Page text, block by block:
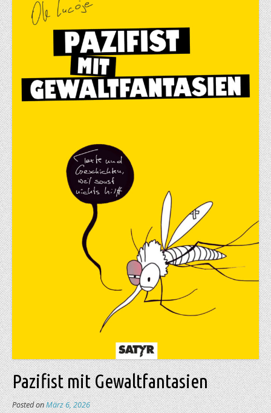
Pazifist mit Gewaltfantasien
Posted onMärz 6, 2026